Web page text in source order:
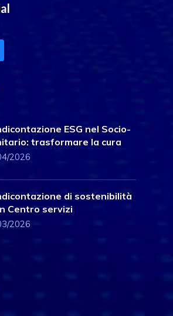
ESG nel Socio-
trasformare la cura
2026
di sostenibilità
Centro servizi
2026